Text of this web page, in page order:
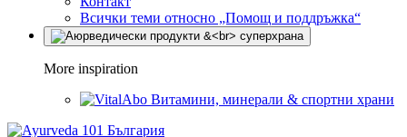
Всички теми относно „Помощ и поддръжка“
More inspiration
Витамини, минерали & спортни храни